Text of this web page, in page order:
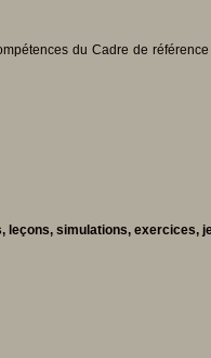
du Cadre de
leçons, simulations, exercices,